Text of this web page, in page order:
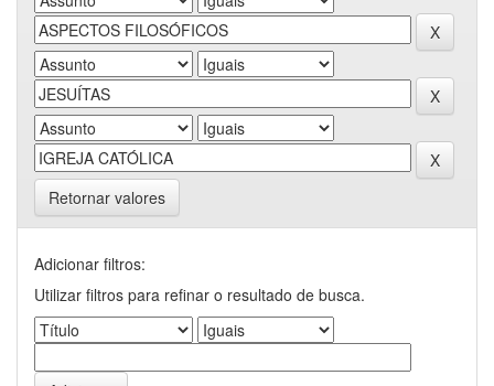
Retornar valores
Adicionar filtros:
Utilizar filtros para refinar o resultado de busca.